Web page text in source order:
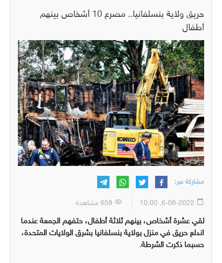
حريق ولاية بنسلفانيا.. مصرع 10 أشخاص بينهم
أطفال
مشاركة عبر:
لقي عشرة أشخاص، بينهم ثلاثة أطفال، حتفهم الجمعة عندما
اندلع حريق في منزل بولاية بنسلفانيا بشرق الولايات المتحدة،
حسبما ذكرت الشرطة.